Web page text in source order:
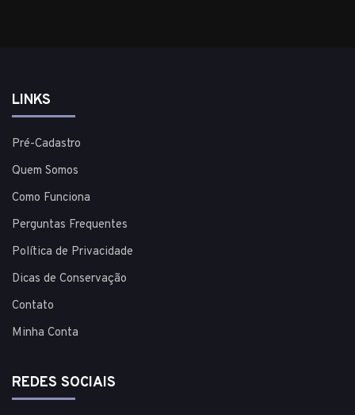
LINKS
Pré-Cadastro
Quem Somos
Como Funciona
Perguntas Frequentes
Política de Privacidade
Dicas de Conservação
Contato
Minha Conta
REDES SOCIAIS